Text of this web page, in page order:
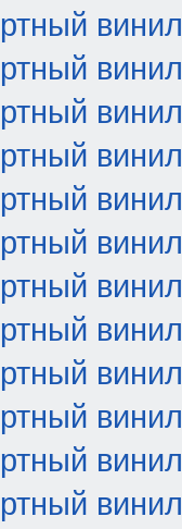
винил
винил
винил
винил
винил
винил
винил
винил
винил
винил
винил
винил